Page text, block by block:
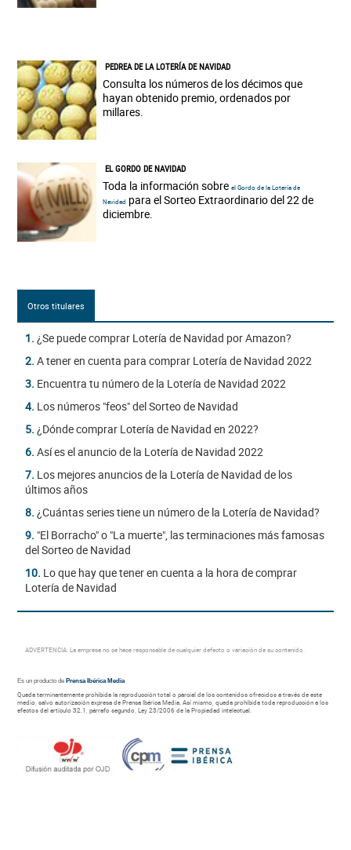
PEDREA DE LA LOTERÍA DE NAVIDAD
Consulta los números de los décimos que
hayan obtenido premio, ordenados por
millares.
EL GORDO DE NAVIDAD
Toda la información sobre el Gordo de la Lotería de
Navidad para el Sorteo Extraordinario del 22 de
diciembre.
Otros titulares
1. ¿Se puede comprar Lotería de Navidad por Amazon?
2. A tener en cuenta para comprar Lotería de Navidad 2022
3. Encuentra tu número de la Lotería de Navidad 2022
4. Los números "feos" del Sorteo de Navidad
5. ¿Dónde comprar Lotería de Navidad en 2022?
6. Así es el anuncio de la Lotería de Navidad 2022
7. Los mejores anuncios de la Lotería de Navidad de los
últimos años
8. ¿Cuántas series tiene un número de la Lotería de Navidad?
9. "El Borracho" o "La muerte", las terminaciones más famosas
del Sorteo de Navidad
10. Lo que hay que tener en cuenta a la hora de comprar
Lotería de Navidad
ADVERTENCIA: La empresa no se hace responsable de cualquier defecto o variación de su contenido.
Es un producto de Prensa Ibérica Media
Queda terminantemente prohibida la reproducción total o parcial de los contenidos ofrecidos a través de este
medio, salvo autorización expresa de Prensa Ibérica Media. Así mismo, queda prohibida toda reproducción a los
efectos del artículo 32.1, párrafo segundo, Ley 23/2006 de la Propiedad intelectual.